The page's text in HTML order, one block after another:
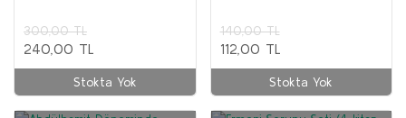
300,00 TL
240,00 TL
Stokta Yok
140,00 TL
112,00 TL
Stokta Yok